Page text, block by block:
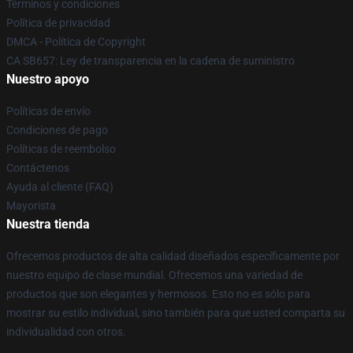
Términos y condiciones
Política de privacidad
DMCA - Política de Copyright
CA SB657: Ley de transparencia en la cadena de suministro
Nuestro apoyo
Políticas de envío
Condiciones de pago
Políticas de reembolso
Contáctenos
Ayuda al cliente (FAQ)
Mayorista
Nuestra tienda
Ofrecemos productos de alta calidad diseñados específicamente por
nuestro equipo de clase mundial. Ofrecemos una variedad de
productos que son elegantes y hermosos. Esto no es sólo para
mostrar su estilo individual, sino también para que usted comparta su
individualidad con otros.